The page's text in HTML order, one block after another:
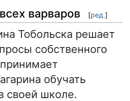
варваров [ред.]
Тобольска решает
собственного
обучать
своей школе.